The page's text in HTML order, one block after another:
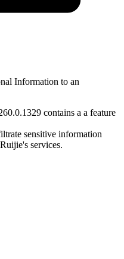
Information to an
contains a a feature
sensitive information
services.